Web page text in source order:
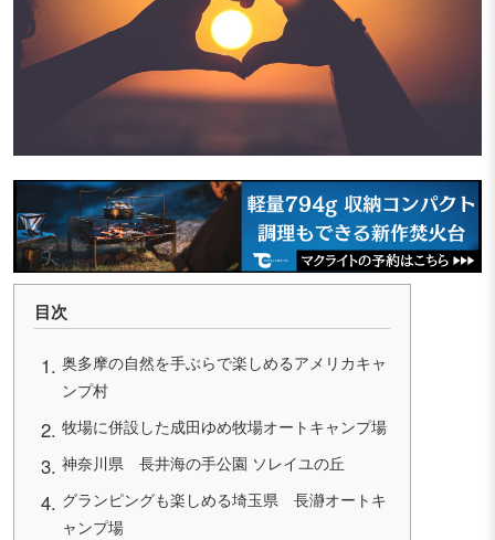
目次
奥多摩の自然を手ぶらで楽しめるアメリカキャ
ンプ村
牧場に併設した成田ゆめ牧場オートキャンプ場
神奈川県 長井海の手公園 ソレイユの丘
グランピングも楽しめる埼玉県 長瀞オートキ
ャンプ場